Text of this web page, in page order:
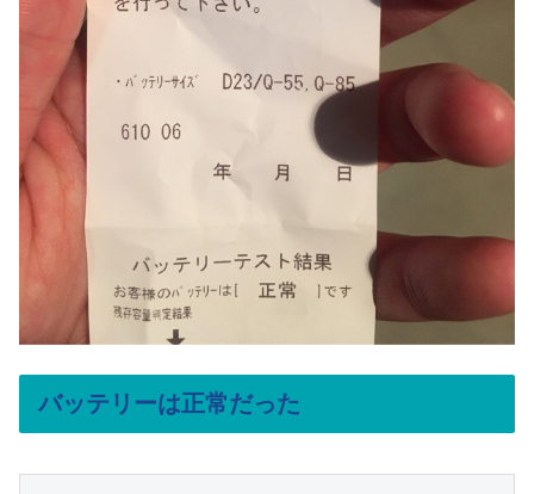
バッテリーは正常だった